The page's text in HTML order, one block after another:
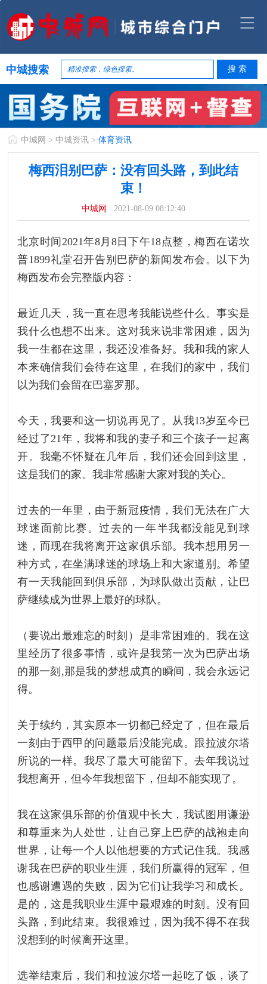
中城搜索
中城网 > 中城资讯 >体育资讯
梅西泪别巴萨：没有回头路，到此结
束！
中城网 2021-08-09 08:12:40
北京时间2021年8月8日下午18点整，梅西在诺坎
普1899礼堂召开告别巴萨的新闻发布会。以下为
梅西发布会完整版内容：
最近几天，我一直在思考我能说些什么。事实是
我什么也想不出来。这对我来说非常困难，因为
我一生都在这里，我还没准备好。我和我的家人
本来确信我们会待在这里，在我们的家中，我们
以为我们会留在巴塞罗那。
今天，我要和这一切说再见了。从我13岁至今已
经过了21年，我将和我的妻子和三个孩子一起离
开。我毫不怀疑在几年后，我们还会回到这里，
这是我们的家。我非常感谢大家对我的关心。
过去的一年里，由于新冠疫情，我们无法在广大
球迷面前比赛。过去的一年半我都没能见到球
迷，而现在我将离开这家俱乐部。我本想用另一
种方式，在坐满球迷的球场上和大家道别。希望
有一天我能回到俱乐部，为球队做出贡献，让巴
萨继续成为世界上最好的球队。
（要说出最难忘的时刻）是非常困难的。我在这
里经历了很多事情，或许是我第一次为巴萨出场
的那一刻,那是我的梦想成真的瞬间，我会永远记
得。
关于续约，其实原本一切都已经定了，但在最后
一刻由于西甲的问题最后没能完成。跟拉波尔塔
所说的一样。我尽了最大可能留下。去年我说过
我想离开，但今年我想留下，但却不能实现了。
我在这家俱乐部的价值观中长大，我试图用谦逊
和尊重来为人处世，让自己穿上巴萨的战袍走向
世界，让每一个人以他想要的方式记住我。我感
谢我在巴萨的职业生涯，我们所赢得的冠军，但
也感谢遭遇的失败，因为它们让我学习和成长。
是的，这是我职业生涯中最艰难的时刻。没有回
头路，到此结束。我很难过，因为我不得不在我
没想到的时候离开这里。
选举结束后，我们和拉波尔塔一起吃了饭，谈了